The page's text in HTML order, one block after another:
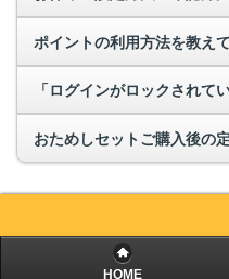
ポイントの利用方法を教え
「ログインがロックされて
おためしセットご購入後の
HOME